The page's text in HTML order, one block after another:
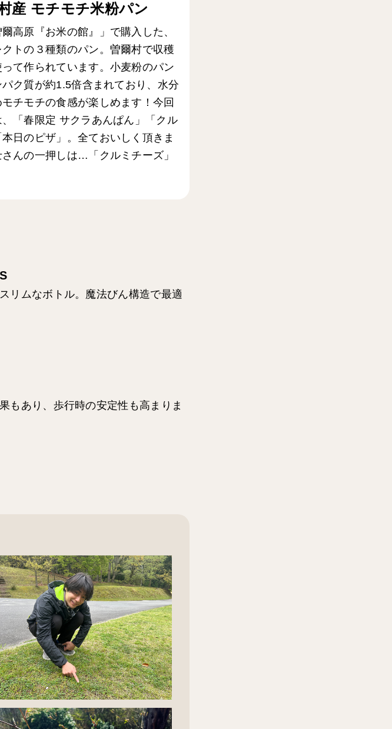
産 モチモチ米粉パン
高原『お米の館』」で購入した、
トの３種類のパン。曽爾村で収穫
って作られています。小麦粉のパン
ク質が約1.5倍含まれており、水分
チモチの食感が楽しめます！今回
「春限定 サクラあんぱん」「クル
日のピザ」。全ておいしく頂きま
さんの一押しは…「クルミチーズ」
リムなボトル。魔法びん構造で最適
もあり、歩行時の安定性も高まりま